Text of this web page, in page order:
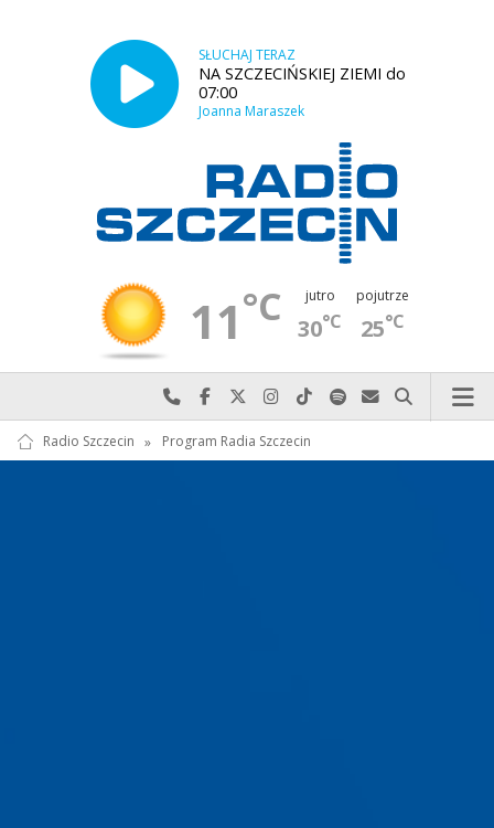
SŁUCHAJ TERAZ
NA SZCZECIŃSKIEJ ZIEMI do
07:00
Joanna Maraszek
11°C jutro
30°C
pojutrze
25°C
Najlepiej po prostu do nas zadzwoń
Odwiedź nas na Facebook-u
Odwiedź nas na X
Odwiedź nas na Instagram-ie
Odwiedź nas na TikTok-u
Szukaj nas na Spotify
Wyślij do nas
Szukaj
Radio Szczecin » Program Radia Szczecin